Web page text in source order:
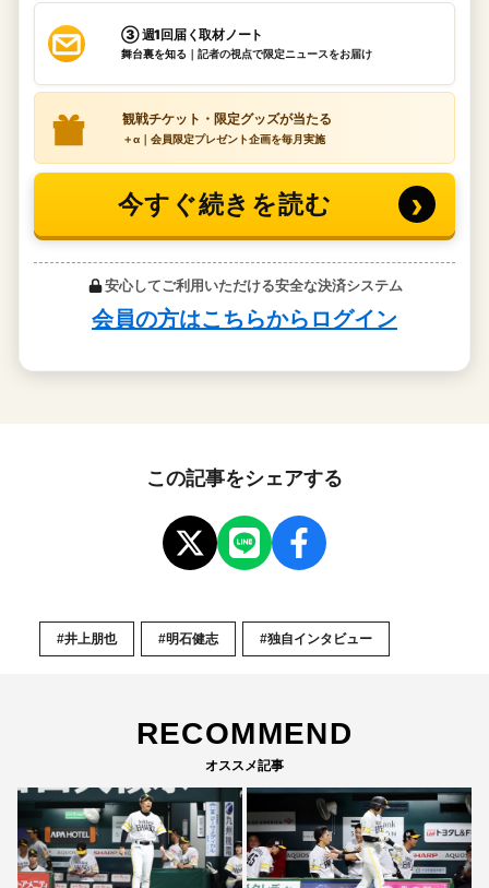
この記事をシェアする
#井上朋也 #明石健志 #独自インタビュー
RECOMMEND
オススメ記事